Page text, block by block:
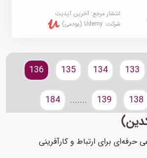
انتشار مرجع:آخرین آپدیت
شرکت:Udemy (یودمی)
133
134
135
136
138
139
.......
184
برای ارتباط و کارآفرینی